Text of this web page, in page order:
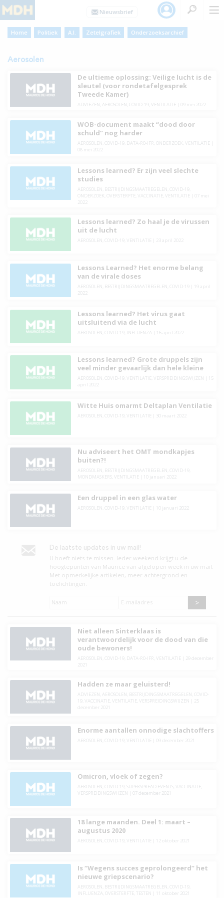
Home Politiek A.I. Zetelgrafiek Onderzoeksarchief
Aerosolen
De ultieme oplossing: Veilige lucht is de
sleutel (voor rondetafelgesprek
Tweede Kamer)
ADVIEZEN AEROSOLEN COVID-19, VENTILATIE 09 mei 2022
WOB-document maakt “dood door
schuld” nog harder
AEROSOLEN COVID-19, DATA-R0-IFR ONDERZOEK VENTILATIE
08 mei 2022
Lessons learned? Er zijn veel slechte
studies
AEROSOLEN BESTRIJDINGSMAATREGELEN COVID-19,
ONDERZOEK OVERSTERFTE VACCINATIE VENTILATIE
07 mei
Lessons learned? Zo haal je de virussen
uit de lucht
AEROSOLEN COVID-19, VENTILATIE 23 april 2022
Lessons Learned? Het enorme belang
van de virale doses
AEROSOLEN BESTRIJDINGSMAATREGELEN COVID-19|
19 april
2022
Lessons learned? Het virus gaat
uitsluitend via de lucht
AEROSOLEN COVID-19, INFLUENZA 16 april 2022
Lessons learned? Grote druppels zijn
veel minder gevaarlijk dan hele kleine
AEROSOLEN COVID-19, VENTILATIE VERSPREIDINGSWIJZEN
15
april 2022
Witte Huis omarmt Deltaplan Ventilatie
AEROSOLEN COVID-19, VENTILATIE 30 maart 2022
Nu adviseert het OMT mondkapjes
buiten?!
AEROSOLEN BESTRIJDINGSMAATREGELEN COVID-19,
MONDMASKERS, VENTILATIE 10 januari 2022
Een druppel in een glas water
AEROSOLEN COVID-19, VENTILATIE 10 januari 2022
De laatste updates in uw mail!
U hoeft niets te missen. leder weekend krijgt u de
hoogtepunten van Maurice van afgelopen week in uw mail.
Met opmerkelijke artikelen, meer achtergrond en
toelichtingen.
Naam
E-
Niet alleen Sinterklaas is
verantwoordelijk voor de dood van die
oude bewoners!
AEROSOLEN COVID-19, DATA-R0-IFR VENTILATIE
29 december
2021
Hadden ze maar geluisterd!
ADVIEZEN AEROSOLEN BESTRIJDINGSMAATREGELEN COVID-
19, VACCINATIE VENTILATIE VERSPREIDINGSWIJZEN
25
december 2021
Enorme aantallen onnodige slachtoffers
AEROSOLEN COVID-19, VENTILATIE 09 december 2021
Omicron, vloek of zegen?
AEROSOLEN COVID-19, SUPERSPREAD EVENTS, VACCINATIE
VERSPREIDINGSWIJZEN
07 december 2021
18 lange maanden. Deel 1: maart –
augustus 2020
AEROSOLEN COVID-19, VENTILATIE 12 oktober 2021
Is “Wegens succes geprolongeerd” het
nieuwe griepscenario?
AEROSOLEN BESTRIJDINGSMAATREGELEN COVID-19,
INFLUENZA OVERSTERFTE TESTEN 11 oktober 2021